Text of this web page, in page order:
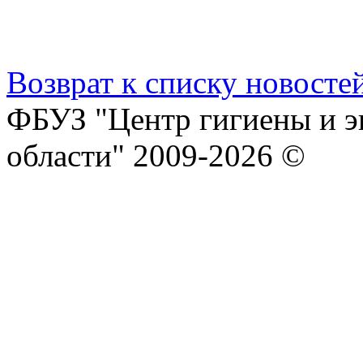
Возврат к списку
ФБУЗ "Центр гигиены и
области" 2009-2026 ©